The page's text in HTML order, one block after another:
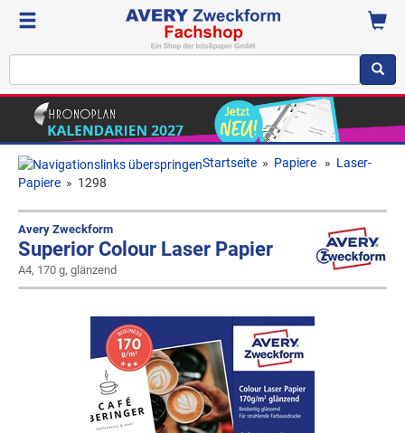
Startseite » Papiere » Laser-
Papiere » 1298
Avery Zweckform
Superior Colour Laser Papier
A4, 170 g, glänzend